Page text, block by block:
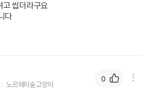
상세설명 참조
씹더라구요
다
노르웨이숲고양이
0